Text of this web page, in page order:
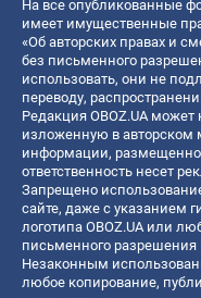
На все опубликованные
имеет имущественные
«Об авторских правах и
без письменного
использовать, они не
переводу,
Редакция OBOZ.UA может
изложенную в авторском
информации,
ответственность несет
Запрещено
сайте, даже с указанием
логотипа OBOZ.UA или
письменного
Незаконным
любое копирование,